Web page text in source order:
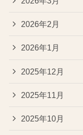
2026年2月
2026年1月
2025年12月
2025年11月
2025年10月